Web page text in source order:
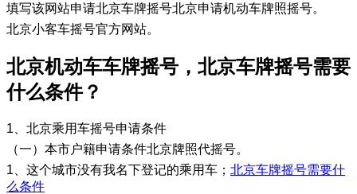
填写该网站申请北京车牌摇号北京申请机动车牌照摇号。
北京小客车摇号官方网站。
​北京机动车车牌摇号，北京车牌摇号需要
什么条件？
1、北京乘用车摇号申请条件
（一）本市户籍申请条件北京牌照代摇号。
1、这个城市没有我名下登记的乘用车； 北京车牌摇号需要什
么条件